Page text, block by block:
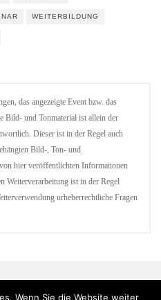
WEITERBILDUNG
das angezeigte Event bzw. das
Bild- und Tonmaterial ist allein der
Dieser ist in der Regel auch
Bild-, Ton- und
hier veröffentlichten Informationen
Weiterverarbeitung ist in der Regel
urheberrechtliche Fragen
Wenn Sie die Website weiter